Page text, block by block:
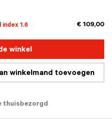
1.6 € 109,00
winkel
winkelmand toevoegen
thuisbezorgd